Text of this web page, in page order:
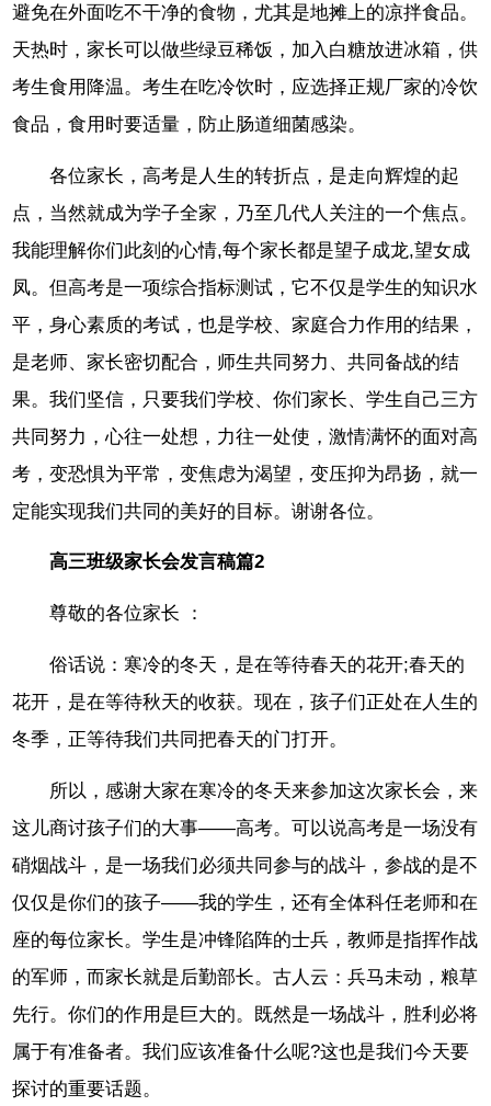
避免在外面吃不干净的食物，尤其是地摊上的凉拌食品。
天热时，家长可以做些绿豆稀饭，加入白糖放进冰箱，供
考生食用降温。考生在吃冷饮时，应选择正规厂家的冷饮
食品，食用时要适量，防止肠道细菌感染。
各位家长，高考是人生的转折点，是走向辉煌的起
点，当然就成为学子全家，乃至几代人关注的一个焦点。
我能理解你们此刻的心情,每个家长都是望子成龙,望女成
凤。但高考是一项综合指标测试，它不仅是学生的知识水
平，身心素质的考试，也是学校、家庭合力作用的结果，
是老师、家长密切配合，师生共同努力、共同备战的结
果。我们坚信，只要我们学校、你们家长、学生自己三方
共同努力，心往一处想，力往一处使，激情满怀的面对高
考，变恐惧为平常，变焦虑为渴望，变压抑为昂扬，就一
定能实现我们共同的美好的目标。谢谢各位。
高三班级家长会发言稿篇2
尊敬的各位家长 ：
俗话说：寒冷的冬天，是在等待春天的花开;春天的
花开，是在等待秋天的收获。现在，孩子们正处在人生的
冬季，正等待我们共同把春天的门打开。
所以，感谢大家在寒冷的冬天来参加这次家长会，来
这儿商讨孩子们的大事——高考。可以说高考是一场没有
硝烟战斗，是一场我们必须共同参与的战斗，参战的是不
仅仅是你们的孩子——我的学生，还有全体科任老师和在
座的每位家长。学生是冲锋陷阵的士兵，教师是指挥作战
的军师，而家长就是后勤部长。古人云：兵马未动，粮草
先行。你们的作用是巨大的。既然是一场战斗，胜利必将
属于有准备者。我们应该准备什么呢?这也是我们今天要
探讨的重要话题。